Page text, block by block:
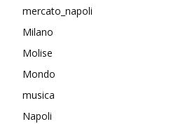
mercato_napoli
Milano
Molise
Mondo
musica
Napoli